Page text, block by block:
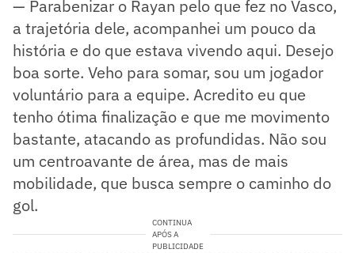
— Parabenizar o Rayan pelo que fez no Vasco,
a trajetória dele, acompanhei um pouco da
história e do que estava vivendo aqui. Desejo
boa sorte. Veho para somar, sou um jogador
voluntário para a equipe. Acredito eu que
tenho ótima finalização e que me movimento
bastante, atacando as profundidas. Não sou
um centroavante de área, mas de mais
mobilidade, que busca sempre o caminho do
gol.
CONTINUA
APÓS A
PUBLICIDADE